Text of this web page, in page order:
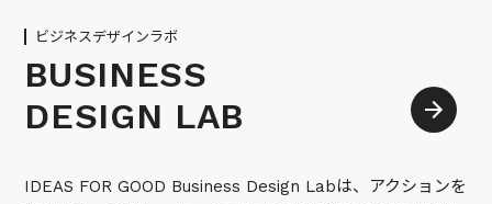
ビジネスデザインラボ
BUSINESS
DESIGN LAB
IDEAS FOR GOOD Business Design Labは、アクションを